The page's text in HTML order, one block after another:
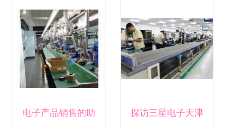
电子产品销售的助 探访三星电子天津